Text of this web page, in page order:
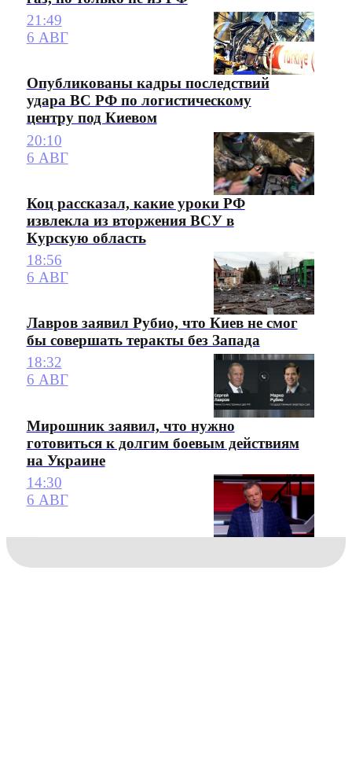
21:49
6 АВГ
Опубликованы кадры последствий
удара ВС РФ по логистическому
центру под Киевом
20:10
6 АВГ
Коц рассказал, какие уроки РФ
извлекла из вторжения ВСУ в
Курскую область
18:56
6 АВГ
Лавров заявил Рубио, что Киев не смог
бы совершать теракты без Запада
18:32
6 АВГ
Мирошник заявил, что нужно
готовиться к долгим боевым действиям
на Украине
14:30
6 АВГ